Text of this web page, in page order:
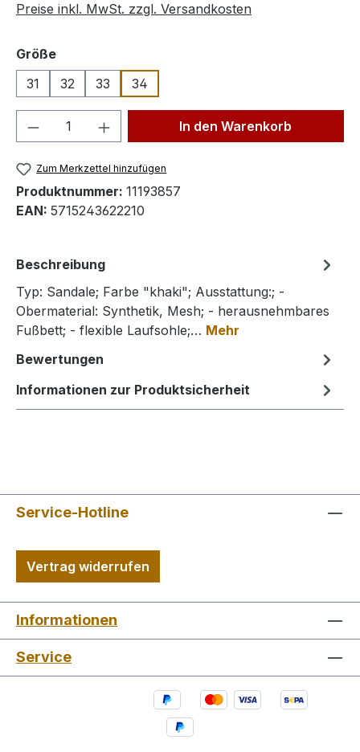
Preise inkl. MwSt. zzgl. Versandkosten
Größeauswählen
31
32 33 34
Produkt Anzahl: Gib denIn den Warenkorb
Zum Merkzettel hinzufügen
Produktnummer: 11193857
EAN: 5715243622210
Beschreibung
Typ: Sandale; Farbe "khaki"; Ausstattung:; -
Obermaterial: Synthetik, Mesh; - herausnehmbares
Fußbett; - flexible Laufsohle;… Mehr
Bewertungen
Informationen zur Produktsicherheit
Service-Hotline
Vertrag widerrufen
Informationen
Service